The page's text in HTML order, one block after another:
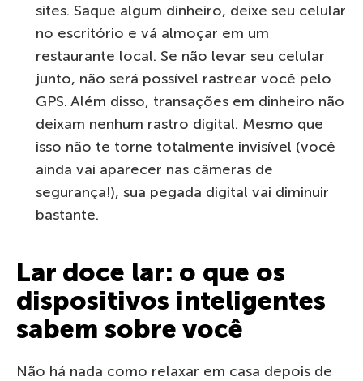
sites. Saque algum dinheiro, deixe seu celular
no escritório e vá almoçar em um
restaurante local. Se não levar seu celular
junto, não será possível rastrear você pelo
GPS. Além disso, transações em dinheiro não
deixam nenhum rastro digital. Mesmo que
isso não te torne totalmente invisível (você
ainda vai aparecer nas câmeras de
segurança!), sua pegada digital vai diminuir
bastante.
Lar doce lar: o que os
dispositivos inteligentes
sabem sobre você
Não há nada como relaxar em casa depois de